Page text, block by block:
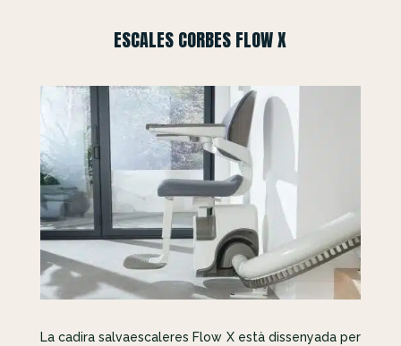
ESCALES CORBES FLOW X
La cadira salvaescaleres Flow X està dissenyada per